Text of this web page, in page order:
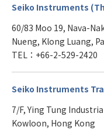
Seiko Instruments
60/83 Moo 19, Nava-
Nueng, Klong Luang,
TEL：+66-2-529-2420
Seiko Instruments
7/F, Ying Tung
Kowloon, Hong Kong